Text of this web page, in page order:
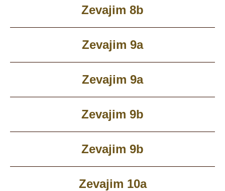
Zevajim 8b
Zevajim 9a
Zevajim 9a
Zevajim 9b
Zevajim 9b
Zevajim 10a